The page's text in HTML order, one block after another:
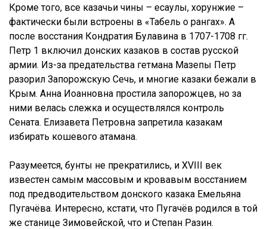
Кроме того, все казачьи чины – есаулы, хорунжие –
фактически были встроены в «Табель о рангах». А
после восстания Кондратия Булавина в 1707-1708 гг.
Петр 1 включил донских казаков в состав русской
армии. Из-за предательства гетмана Мазепы Петр
разорил Запорожскую Сечь, и многие казаки бежали в
Крым. Анна Иоанновна простила запорожцев, но за
ними велась слежка и осуществлялся контроль
Сената. Елизавета Петровна запретила казакам
избирать кошевого атамана.
Разумеется, бунты не прекратились, и XVIII век
известен самым массовым и кровавым восстанием
под предводительством донского казака Емельяна
Пугачёва. Интересно, кстати, что Пугачёв родился в той
же станице Зимовейской, что и Степан Разин.